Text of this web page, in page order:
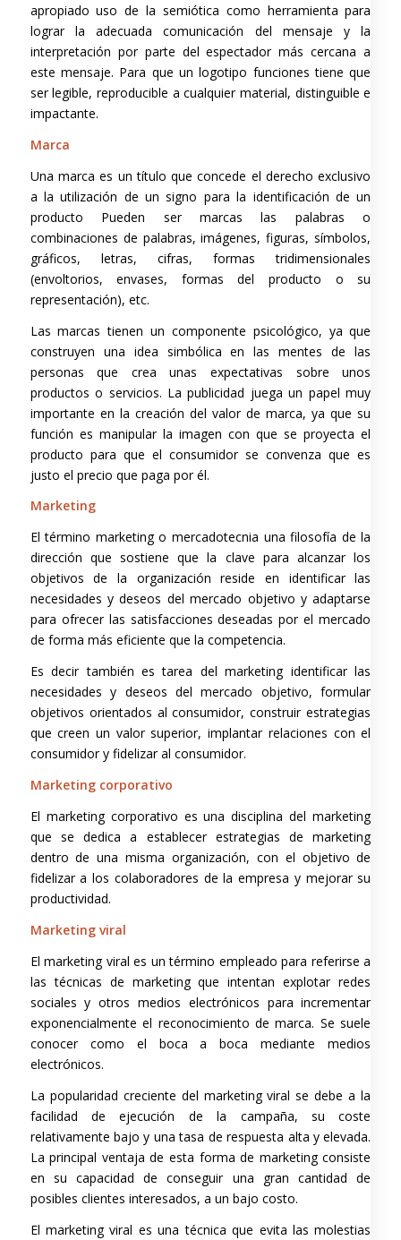
apropiado uso de la semiótica como herramienta para
lograr la adecuada comunicación del mensaje y la
interpretación por parte del espectador más cercana a
este mensaje. Para que un logotipo funciones tiene que
ser legible, reproducible a cualquier material, distinguible e
impactante.
Marca
Una marca es un título que concede el derecho exclusivo
a la utilización de un signo para la identificación de un
producto Pueden ser marcas las palabras o
combinaciones de palabras, imágenes, figuras, símbolos,
gráficos, letras, cifras, formas tridimensionales
(envoltorios, envases, formas del producto o su
representación), etc.
Las marcas tienen un componente psicológico, ya que
construyen una idea simbólica en las mentes de las
personas que crea unas expectativas sobre unos
productos o servicios. La publicidad juega un papel muy
importante en la creación del valor de marca, ya que su
función es manipular la imagen con que se proyecta el
producto para que el consumidor se convenza que es
justo el precio que paga por él.
Marketing
El término marketing o mercadotecnia una filosofía de la
dirección que sostiene que la clave para alcanzar los
objetivos de la organización reside en identificar las
necesidades y deseos del mercado objetivo y adaptarse
para ofrecer las satisfacciones deseadas por el mercado
de forma más eficiente que la competencia.
Es decir también es tarea del marketing identificar las
necesidades y deseos del mercado objetivo, formular
objetivos orientados al consumidor, construir estrategias
que creen un valor superior, implantar relaciones con el
consumidor y fidelizar al consumidor.
Marketing corporativo
El marketing corporativo es una disciplina del marketing
que se dedica a establecer estrategias de marketing
dentro de una misma organización, con el objetivo de
fidelizar a los colaboradores de la empresa y mejorar su
productividad.
Marketing viral
El marketing viral es un término empleado para referirse a
las técnicas de marketing que intentan explotar redes
sociales y otros medios electrónicos para incrementar
exponencialmente el reconocimiento de marca. Se suele
conocer como el boca a boca mediante medios
electrónicos.
La popularidad creciente del marketing viral se debe a la
facilidad de ejecución de la campaña, su coste
relativamente bajo y una tasa de respuesta alta y elevada.
La principal ventaja de esta forma de marketing consiste
en su capacidad de conseguir una gran cantidad de
posibles clientes interesados, a un bajo costo.
El marketing viral es una técnica que evita las molestias